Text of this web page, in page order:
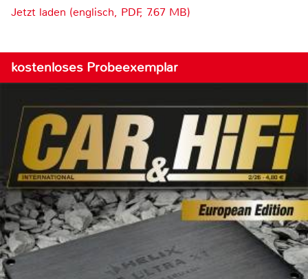
Jetzt laden (englisch, PDF, 7.67 MB)
kostenloses Probeexemplar